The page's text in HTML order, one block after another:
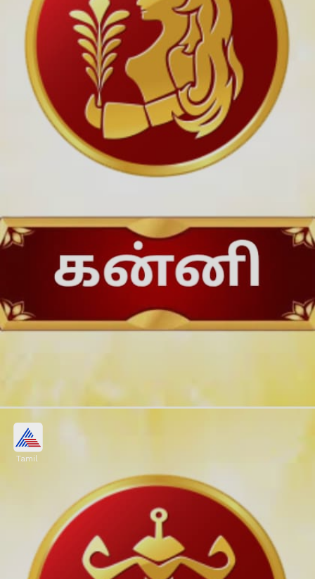
பரிகாரம்:
Tamil